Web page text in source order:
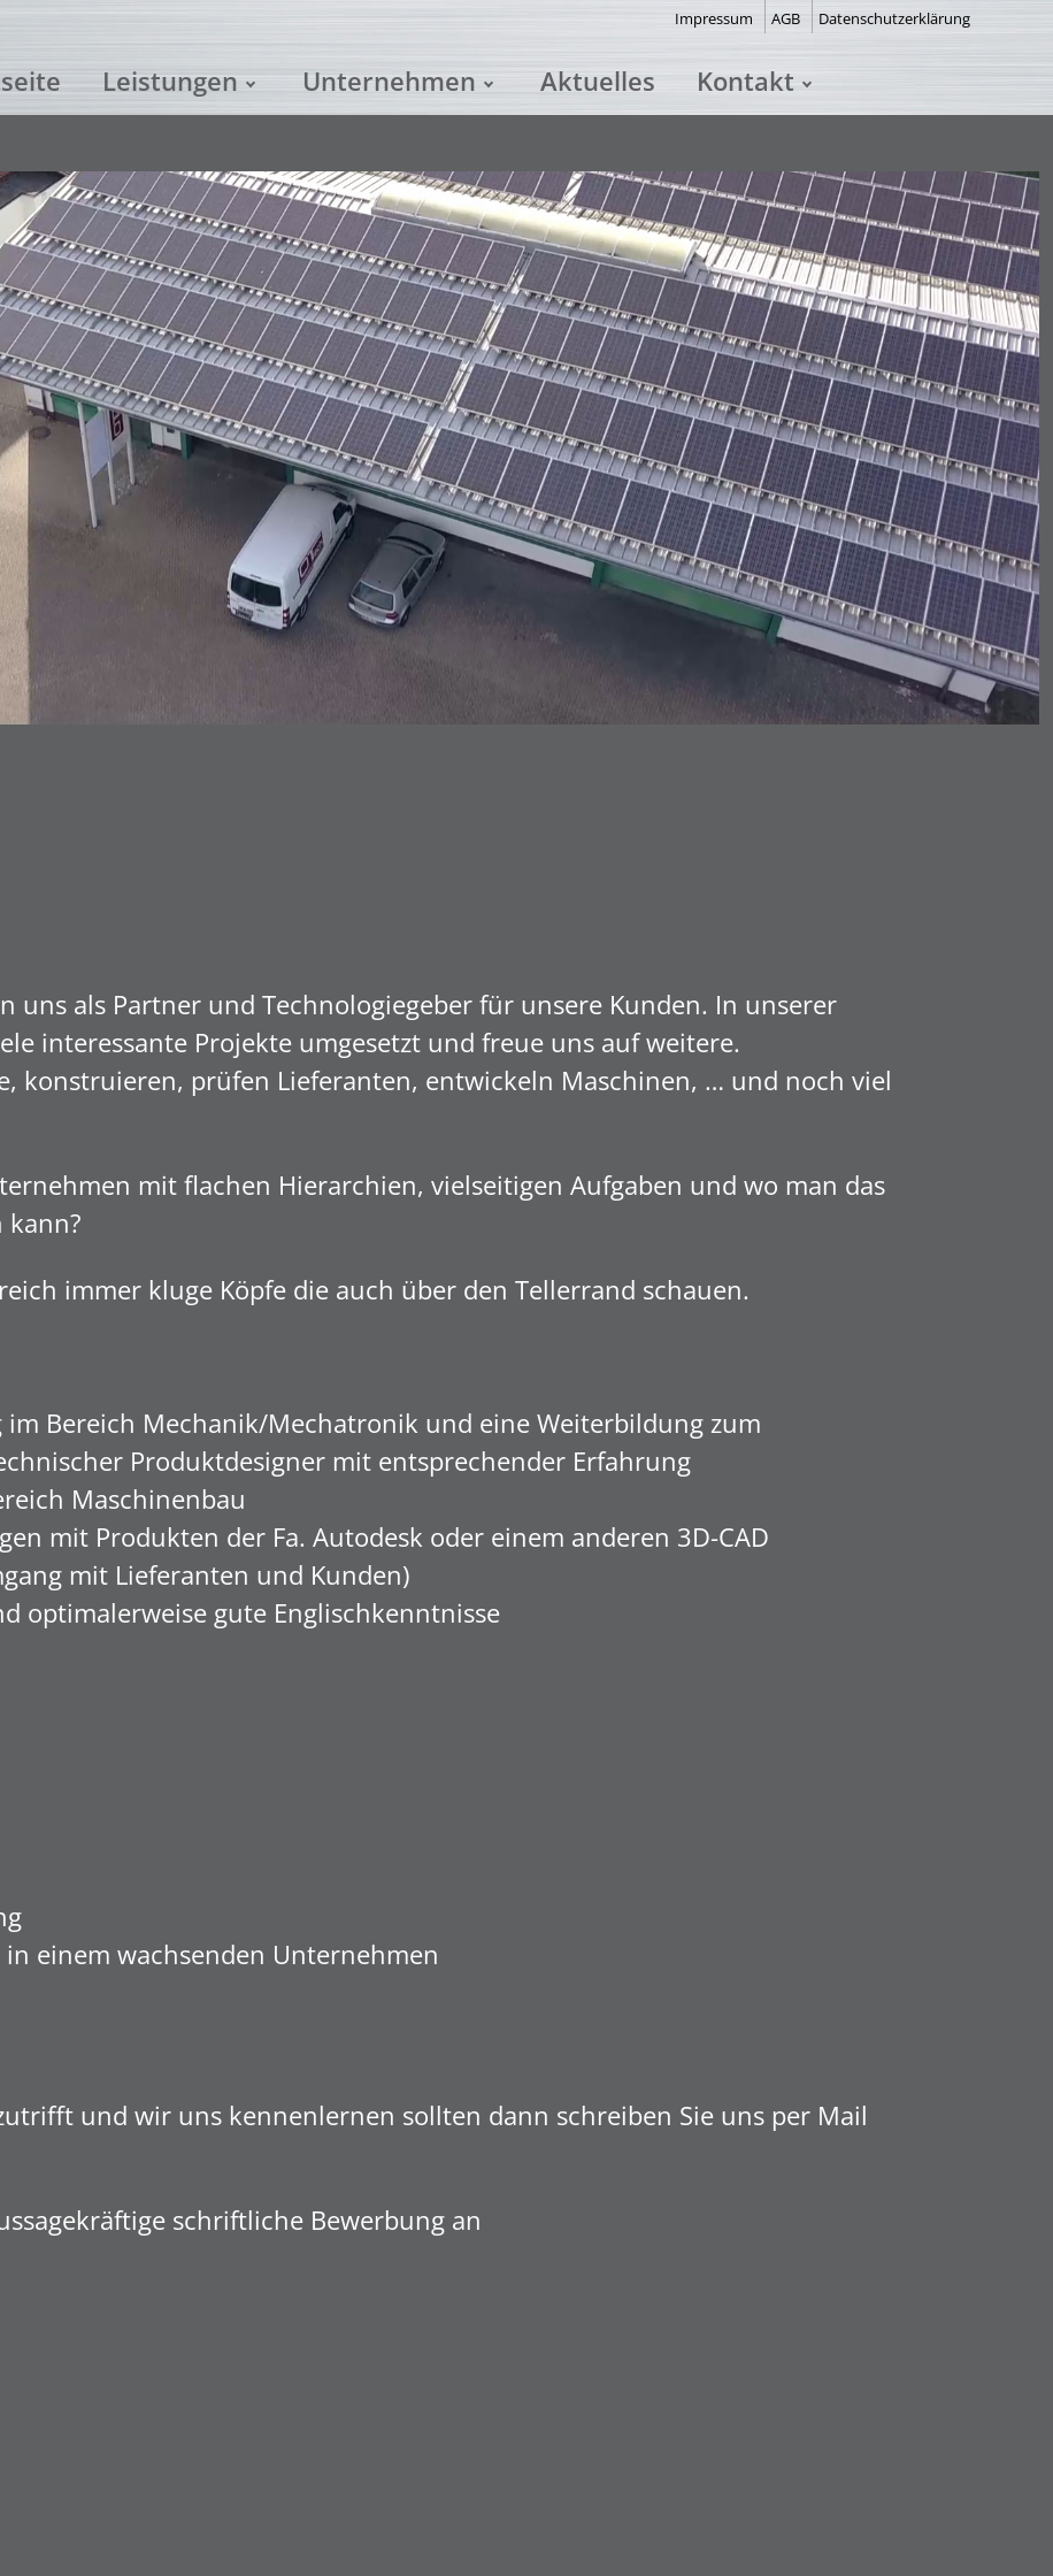
Impressum AGB Datenschutzerklärung
Leistungen Unternehmen Aktuelles Kontakt
uns als Partner und Technologiegeber für unsere Kunden. In unserer
interessante Projekte umgesetzt und freue uns auf weitere.
konstruieren, prüfen Lieferanten, entwickeln Maschinen, … und noch viel
mit flachen Hierarchien, vielseitigen Aufgaben und wo man das
kann?
immer kluge Köpfe die auch über den Tellerrand schauen.
im Bereich Mechanik/Mechatronik und eine Weiterbildung zum
Produktdesigner mit entsprechender Erfahrung
Maschinenbau
mit Produkten der Fa. Autodesk oder einem anderen 3D-CAD
mit Lieferanten und Kunden)
optimalerweise gute Englischkenntnisse
einem wachsenden Unternehmen
und wir uns kennenlernen sollten dann schreiben Sie uns per Mail
schriftliche Bewerbung an